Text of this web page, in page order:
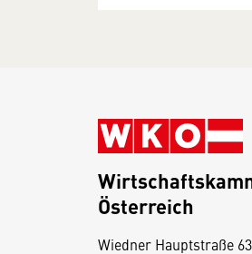
Österreich
Wiedner Hauptstraße 63